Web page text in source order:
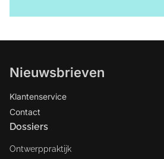
Nieuwsbrieven
Klantenservice
Contact
Dossiers
Ontwerppraktijk